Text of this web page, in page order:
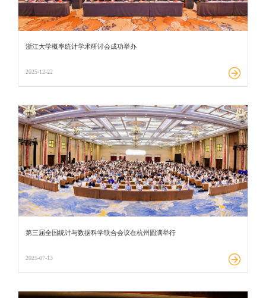
浙江大学概率统计学术研讨会成功举办
2025-12-22
第三届全国统计与数据科学联合会议在杭州圆满举行
2025-07-13